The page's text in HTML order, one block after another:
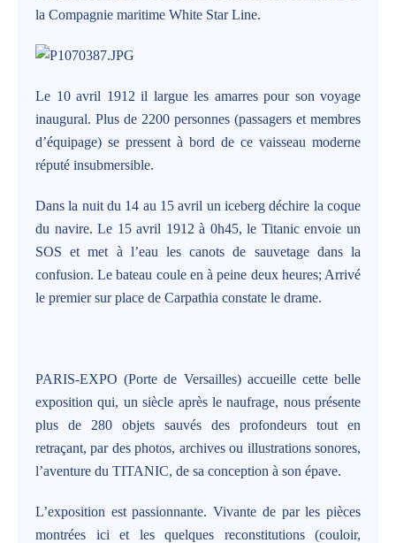
la Compagnie maritime White Star Line.
Le 10 avril 1912 il largue les amarres pour son voyage
inaugural. Plus de 2200 personnes (passagers et membres
d’équipage) se pressent à bord de ce vaisseau moderne
réputé insubmersible.
Dans la nuit du 14 au 15 avril un iceberg déchire la coque
du navire. Le 15 avril 1912 à 0h45, le Titanic envoie un
SOS et met à l’eau les canots de sauvetage dans la
confusion. Le bateau coule en à peine deux heures; Arrivé
le premier sur place de Carpathia constate le drame.
PARIS-EXPO (Porte de Versailles) accueille cette belle
exposition qui, un siècle après le naufrage, nous présente
plus de 280 objets sauvés des profondeurs tout en
retraçant, par des photos, archives ou illustrations sonores,
l’aventure du TITANIC, de sa conception à son épave.
L’exposition est passionnante. Vivante de par les pièces
montrées ici et les quelques reconstitutions (couloir,